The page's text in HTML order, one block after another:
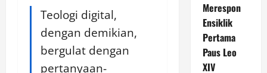
Teologi digital,
dengan demikian,
bergulat dengan
pertanyaan-
Merespon
Ensiklik
Pertama
Paus Leo
XIV